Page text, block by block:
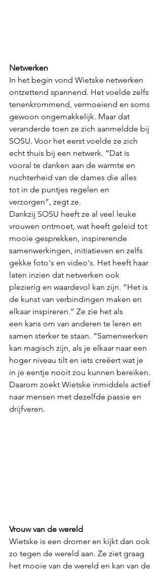
Netwerken
In het begin vond Wietske netwerken
ontzettend spannend. Het voelde zelfs
tenenkrommend, vermoeiend en soms
gewoon ongemakkelijk. Maar dat
veranderde toen ze zich aanmeldde bij
SOSU. Voor het eerst voelde ze zich
echt thuis bij een netwerk. “Dat is
vooral te danken aan de warmte en
nuchterheid van de dames die alles
tot in de puntjes regelen en
verzorgen”, zegt ze.
Dankzij SOSU heeft ze al veel leuke
vrouwen ontmoet, wat heeft geleid tot
mooie gesprekken, inspirerende
samenwerkingen, initiatieven en zelfs
gekke foto's en video's. Het heeft haar
laten inzien dat netwerken ook
plezierig en waardevol kan zijn. “Het is
de kunst van verbindingen maken en
elkaar inspireren.” Ze zie het als
een kans om van anderen te leren en
samen sterker te staan. “Samenwerken
kan magisch zijn, als je elkaar naar een
hoger niveau tilt en iets creëert wat je
in je eentje nooit zou kunnen bereiken.
Daarom zoekt Wietske inmiddels actief
naar mensen met dezelfde passie en
drijfveren.
Vrouw van de wereld
Wietske is een dromer en kijkt dan ook
zo tegen de wereld aan. Ze ziet graag
het mooie van de wereld en kan van de